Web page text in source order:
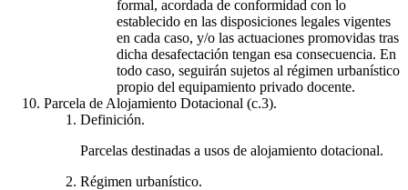
formal, acordada de conformidad con lo
establecido en las disposiciones legales vigentes
en cada caso, y/o las actuaciones promovidas tras
dicha desafectación tengan esa consecuencia. En
todo caso, seguirán sujetos al régimen urbanístico
propio del equipamiento privado docente.
Parcela de Alojamiento Dotacional (c.3).
Definición.
Parcelas destinadas a usos de alojamiento dotacional.
Régimen urbanístico.